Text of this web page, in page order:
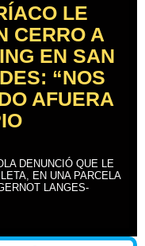
LE
CERRO A
EN SAN
“NOS
AFUERA
DENUNCIÓ QUE LE
EN UNA PARCELA
LANGES-